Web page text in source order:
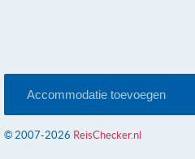
Accommodatie toevoegen
© 2007-2026 ReisChecker.nl